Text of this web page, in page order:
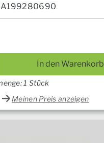
In den Warenkorb
1 Stück
Meinen Preis anzeigen